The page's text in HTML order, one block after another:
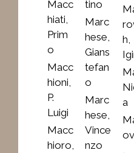
Macc
hiati,
Prim
o
Macc
hioni,
P.
Luigi
Macc
hioro,
tino
Marc
hese,
Gians
tefan
o
Marc
hese,
Vince
nzo
h,
a